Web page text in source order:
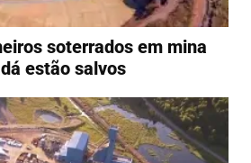
soterrados em mina
estão salvos